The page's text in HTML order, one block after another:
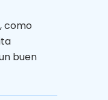
como
buen